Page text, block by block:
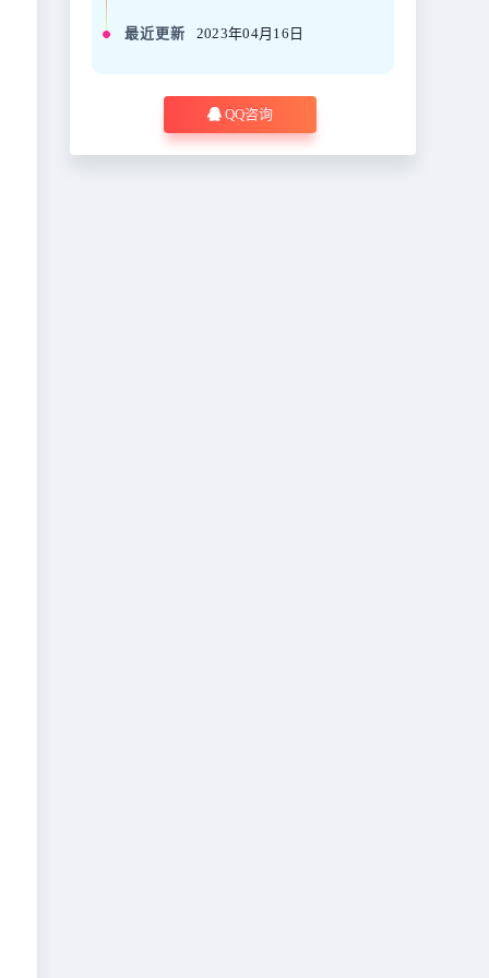
最近更新 2023年04月16日
QQ咨询